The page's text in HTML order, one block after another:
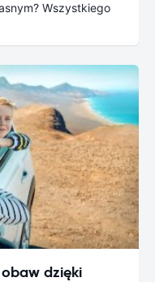
Wszystkiego
dzięki